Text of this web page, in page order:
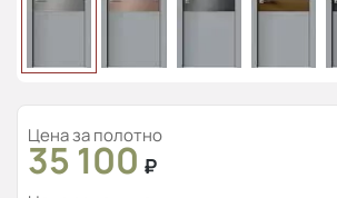
Цена за полотно
35 100 ₽